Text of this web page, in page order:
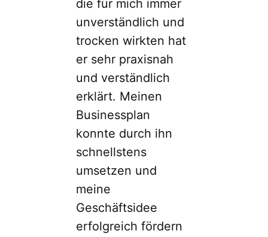
die für mich immer
unverständlich und
trocken wirkten hat
er sehr praxisnah
und verständlich
erklärt. Meinen
Businessplan
konnte durch ihn
schnellstens
umsetzen und
meine
Geschäftsidee
erfolgreich fördern